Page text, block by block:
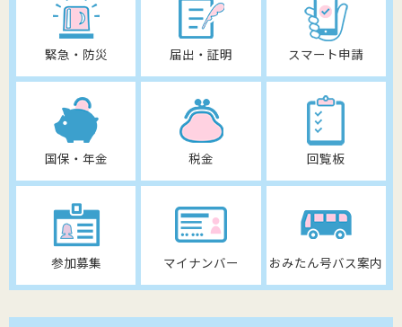
緊急・防災 届出・証明 スマート申請
国保・年金 税金 回覧板
参加募集 マイナンバー おみたん号バス案内